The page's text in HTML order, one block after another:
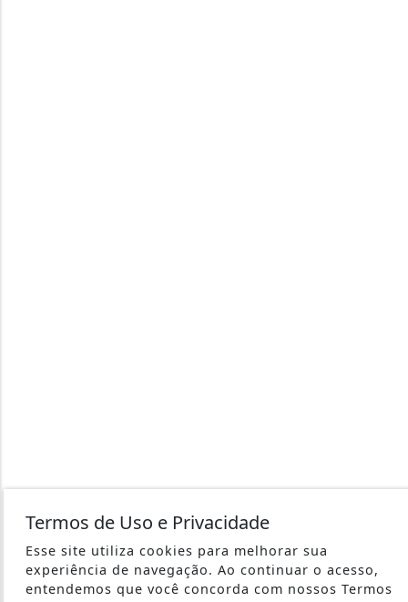
Termos de Uso e Privacidade
Esse site utiliza cookies para melhorar sua
experiência de navegação. Ao continuar o acesso,
entendemos que você concorda com nossos Termos